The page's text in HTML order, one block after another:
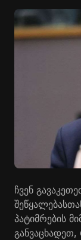
ჩვენ
პატიმრების